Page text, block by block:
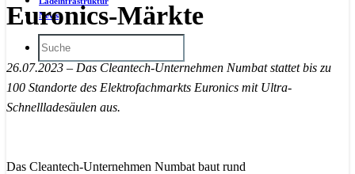
News
Euronics-Märkte
26.07.2023 – Das Cleantech-Unternehmen Numbat stattet bis zu
100 Standorte des Elektrofachmarkts Euronics mit Ultra-
Schnellladesäulen aus.
Das Cleantech-Unternehmen Numbat baut rund